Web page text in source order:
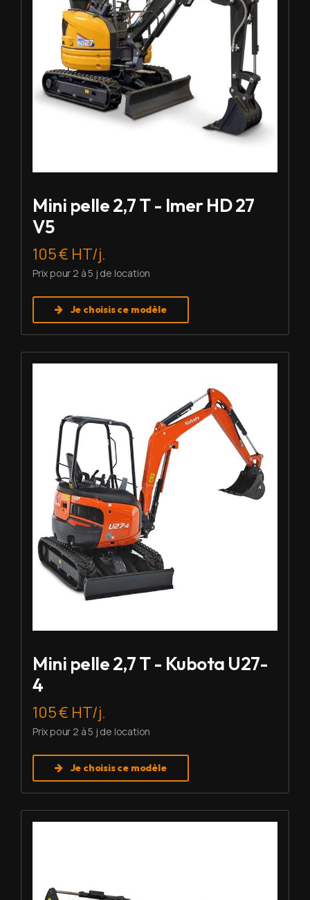
Mini pelle 2,7 T - Imer HD 27
V5
105 € HT/j.
Prix pour 2 à 5 j de location
Je choisis ce modèle
Mini pelle 2,7 T - Kubota U27-
4
105 € HT/j.
Prix pour 2 à 5 j de location
Je choisis ce modèle
Louer Mini pelle 2,7 T - Kubota U27-4
Louer Mini pelle 6 T - Imer HD 60 V5